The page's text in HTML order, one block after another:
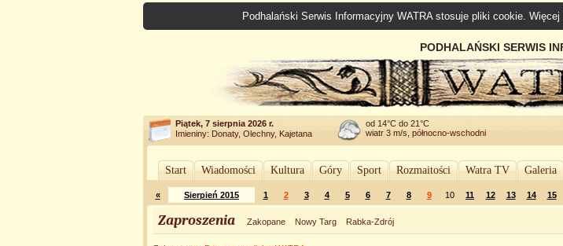
Podhalański Serwis Informacyjny WATRA stosuje pliki cookie.
PODHALAŃSKI SERWIS
Piątek, 7 sierpnia 2026 r.
Imieniny: Donaty, Olechny, Kajetana
od 14°C do 21°C
wiatr 3 m/s, północno-wschodni
Start Wiadomości Kultura Góry Sport Rozmaitości Watra TV Galeria
« Sierpień 2015 1 2 3 4 5 6 7 8 9 10 11 12 13 14 15
Zaproszenia Zakopane Nowy Targ Rabka-Zdrój